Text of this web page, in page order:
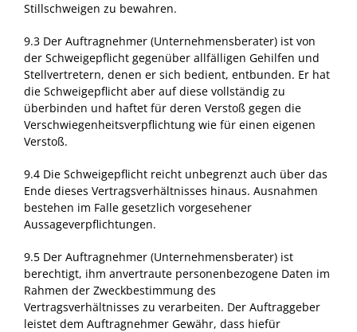
Stillschweigen zu bewahren.
9.3 Der Auftragnehmer (Unternehmensberater) ist von
der Schweigepflicht gegenüber allfälligen Gehilfen und
Stellvertretern, denen er sich bedient, entbunden. Er hat
die Schweigepflicht aber auf diese vollständig zu
überbinden und haftet für deren Verstoß gegen die
Verschwiegenheitsverpflichtung wie für einen eigenen
Verstoß.
9.4 Die Schweigepflicht reicht unbegrenzt auch über das
Ende dieses Vertragsverhältnisses hinaus. Ausnahmen
bestehen im Falle gesetzlich vorgesehener
Aussageverpflichtungen.
9.5 Der Auftragnehmer (Unternehmensberater) ist
berechtigt, ihm anvertraute personenbezogene Daten im
Rahmen der Zweckbestimmung des
Vertragsverhältnisses zu verarbeiten. Der Auftraggeber
leistet dem Auftragnehmer Gewähr, dass hiefür